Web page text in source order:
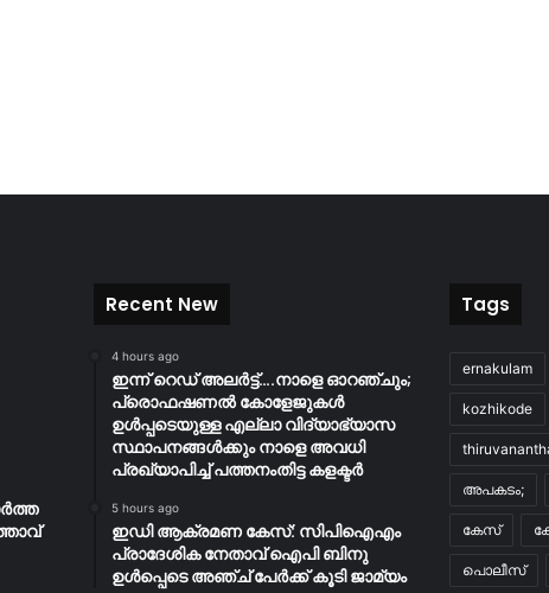
Recent New
4 hours ago
ഇന്ന് റെഡ് അലർട്ട്….നാളെ ഓറഞ്ചും;
പ്രൊഫഷണൽ കോളേജുകൾ
ഉൾപ്പടെയുള്ള എല്ലാ വിദ്യാഭ്യാസ
സ്ഥാപനങ്ങൾക്കും നാളെ അവധി
പ്രഖ്യാപിച്ച് പത്തനംതിട്ട കളക്ടർ
5 hours ago
ഇഡി ആക്രമണ കേസ്: സിപിഐഎം
പ്രാദേശിക നേതാവ് ഐപി ബിനു
ഉൾപ്പെടെ അഞ്ച് പേർക്ക് കൂടി ജാമ്യം
Tags
ernakulam
kozhikode
അപകടം;
കേസ്
പൊലീസ്